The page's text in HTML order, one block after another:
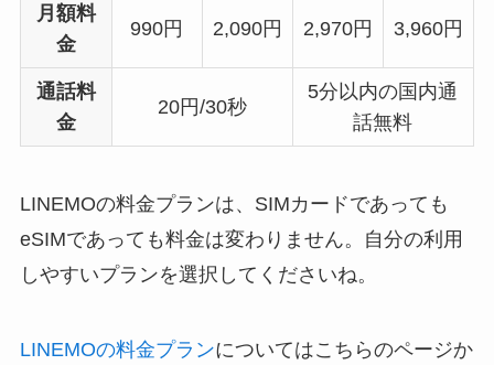
月額料
金
990円 2,090円 2,970円 3,960円
通話料
金
20円/30秒
5分以内の国内通
話無料
LINEMOの料金プランは、SIMカードであっても
eSIMであっても料金は変わりません。自分の利用
しやすいプランを選択してくださいね。
LINEMOの料金プランについてはこちらのページか